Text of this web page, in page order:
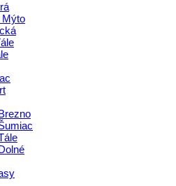
Mýto